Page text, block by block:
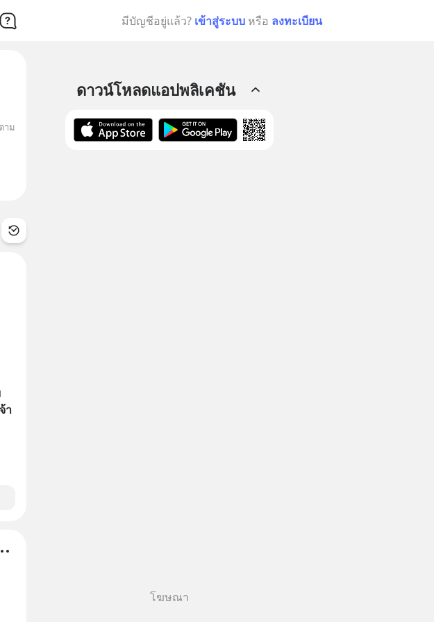
มีบัญชีอยู่แล้ว? เข้าสู่ระบบ หรือ ลงทะเบียน
าม
า
ดาวน์โหลดแอปพลิเคชัน
โฆษณา